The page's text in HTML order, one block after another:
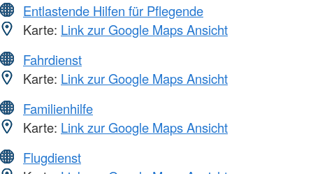
Entlastende Hilfen für Pflegende
Karte: Link zur Google Maps Ansicht
Fahrdienst
Karte: Link zur Google Maps Ansicht
Familienhilfe
Karte: Link zur Google Maps Ansicht
Flugdienst